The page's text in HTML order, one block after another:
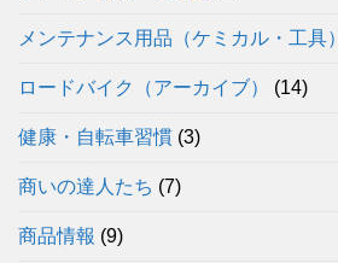
メンテナンス用品（ケミカル・工具）
ロードバイク（アーカイブ） (14)
健康・自転車習慣 (3)
商いの達人たち (7)
商品情報 (9)